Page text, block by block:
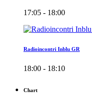
17:05 - 18:00
Radioincontri Inblu GR
18:00 - 18:10
Chart